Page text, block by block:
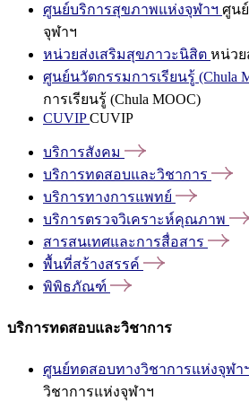
ศูนย์บริการสุขภาพแห่งจุฬาฯ ศูน
จุฬาฯ
หน่วยส่งเสริมสุขภาวะนิสิต หน่วย
ศูนย์นวัตกรรมการเรียนรู้ (Chula
การเรียนรู้ (Chula MOOC)
CUVIPCUVIP
บริการสังคม
บริการทดสอบและวิชาการ
บริการทางการแพทย์
บริการตรวจวิเคราะห์คุณภาพ
สารสนเทศและการสื่อสาร
พื้นที่สร้างสรรค์
พิพิธภัณฑ์
บริการทดสอบและวิชาการ
ศูนย์ทดสอบทางวิชาการแห่งจุฬา
วิชาการแห่งจุฬาฯ